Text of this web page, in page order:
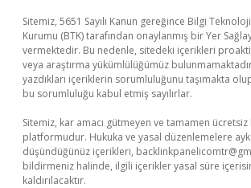
Sitemiz, 5651 Sayılı Kanun gereğince Bilgi
Kurumu (BTK) tarafından onaylanmış bir Yer
vermektedir. Bu nedenle, sitedeki içerikleri
veya araştırma yükümlülüğümüz
yazdıkları içeriklerin sorumluluğunu taşımakta
bu sorumluluğu kabul etmiş sayılırlar.
Sitemiz, kar amacı gütmeyen ve tamamen
platformudur. Hukuka ve yasal düzenlemelere
düşündüğünüz içerikleri,
bildirmeniz halinde, ilgili içerikler yasal süre
kaldırılacaktır.